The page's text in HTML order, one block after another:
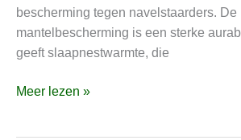
bescherming tegen navelstaarders. De
mantelbescherming is een sterke
geeft slaapnestwarmte, die
Meer lezen »